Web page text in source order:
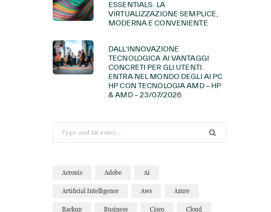
ESSENTIALS: LA
VIRTUALIZZAZIONE SEMPLICE,
MODERNA E CONVENIENTE
DALL’INNOVAZIONE
TECNOLOGICA AI VANTAGGI
CONCRETI PER GLI UTENTI.
ENTRA NEL MONDO DEGLI AI PC
HP CON TECNOLOGIA AMD – HP
& AMD – 23/07/2026
for:
Acronis Adobe Ai
Artificial Intelligence Aws Azure
Backup Business Cisco Cloud